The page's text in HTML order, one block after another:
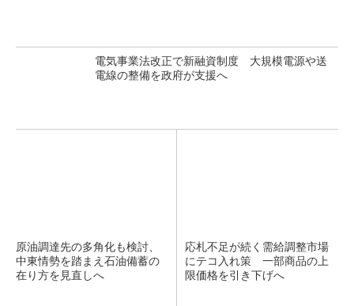
電気事業法改正で新融資制度 大規模電源や送
電線の整備を政府が支援へ
原油調達先の多角化も検討、
中東情勢を踏まえ石油備蓄の
在り方を見直しへ
応札不足が続く需給調整市場
にテコ入れ策 一部商品の上
限価格を引き下げへ